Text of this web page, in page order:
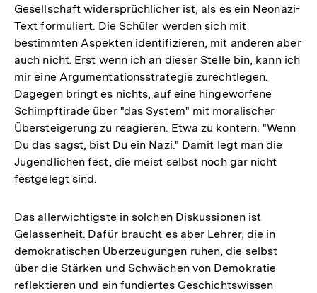
Gesellschaft widersprüchlicher ist, als es ein Neonazi-
Text formuliert. Die Schüler werden sich mit
bestimmten Aspekten identifizieren, mit anderen aber
auch nicht. Erst wenn ich an dieser Stelle bin, kann ich
mir eine Argumentationsstrategie zurechtlegen.
Dagegen bringt es nichts, auf eine hingeworfene
Schimpftirade über "das System" mit moralischer
Übersteigerung zu reagieren. Etwa zu kontern: "Wenn
Du das sagst, bist Du ein Nazi." Damit legt man die
Jugendlichen fest, die meist selbst noch gar nicht
festgelegt sind.
Das allerwichtigste in solchen Diskussionen ist
Gelassenheit. Dafür braucht es aber Lehrer, die in
demokratischen Überzeugungen ruhen, die selbst
über die Stärken und Schwächen von Demokratie
reflektieren und ein fundiertes Geschichtswissen